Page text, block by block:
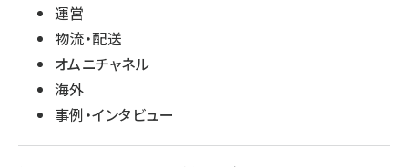
運営
物流・配送
オムニチャネル
海外
事例・インタビュー